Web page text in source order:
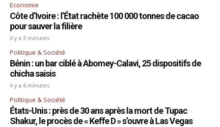
Economie
Côte d’Ivoire : l’État rachète 100 000 tonnes de cacao
pour sauver la filière
il y a 3 minutes
Politique & Société
Bénin : un bar ciblé à Abomey-Calavi, 25 dispositifs de
chicha saisis
il y a 6 minutes
Politique & Société
États-Unis : près de 30 ans après la mort de Tupac
Shakur, le procès de « Keffe D » s’ouvre à Las Vegas